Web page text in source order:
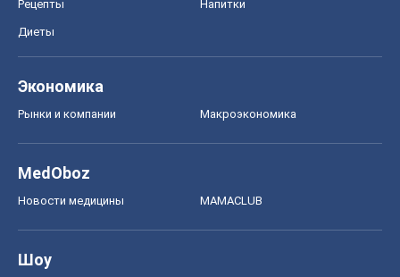
Рецепты Напитки
Диеты
Экономика
Рынки и компании Mакроэкономика
MedOboz
Новости медицины MAMACLUB
Шоу